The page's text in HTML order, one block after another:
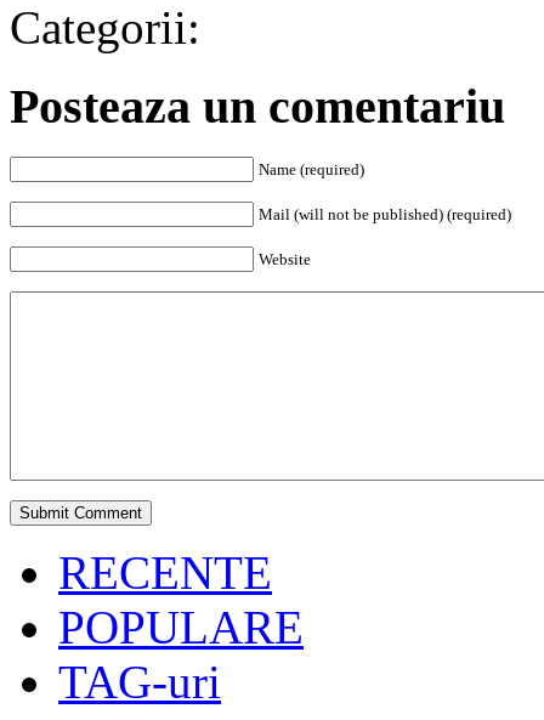
Categorii:
Posteaza un comentariu
Name (required)
Mail (will not be published) (required)
Website
RECENTE
POPULARE
TAG-uri